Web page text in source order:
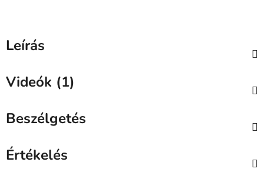
Leírás
Videók (1)
Beszélgetés
Értékelés